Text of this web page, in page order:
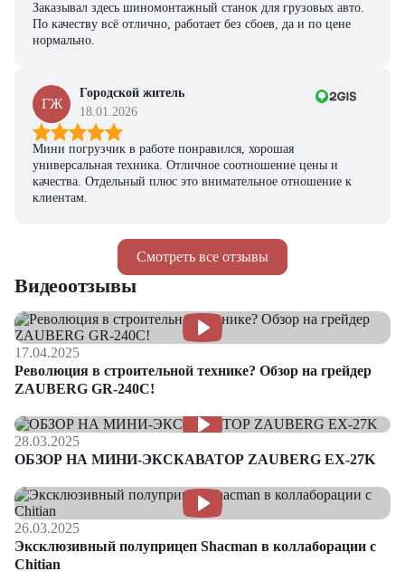
Смотреть все отзывы
Заказывал здесь шиномонтажный станок для грузовых авто.
По качеству всё отлично, работает без сбоев, да и по цене
нормально.
ГЖ
Городской житель
18.01.2026
Мини погрузчик в работе понравился, хорошая
универсальная техника. Отличное соотношение цены и
качества. Отдельный плюс это внимательное отношение к
клиентам.
Видеоотзывы
17.04.2025
Революция в строительной технике? Обзор на грейдер
ZAUBERG GR-240C!
28.03.2025
ОБЗОР НА МИНИ-ЭКСКАВАТОР ZAUBERG EX-27K
26.03.2025
Эксклюзивный полуприцеп Shacman в коллаборации с
Chitian